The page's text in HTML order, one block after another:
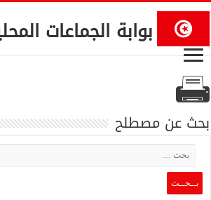
بوابة الجماعات
بحث عن مصطلح